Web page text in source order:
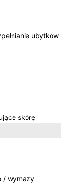
ubytków
skórę
/ wymazy